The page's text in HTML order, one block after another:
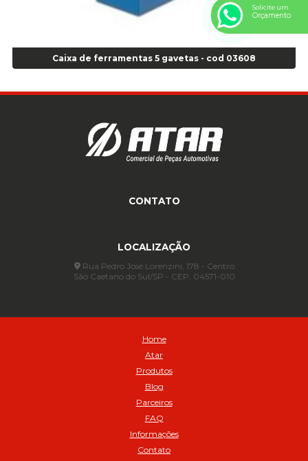
Anel p/ montagem de pneu s/cam aro 22,5 - Cod 00166
Anel para Montagem do Pneu Sem Câmara Aro 24,5 - Cod 02935
Anel para Vedação OR 325 - Cod 03390
Anel para Vedação OR 329 - Cod 01769
Anel para Vedação OR 333 - Cod 01770
Anel para Vedação OR 335 Importado - Cod 01771
Anel para Vedação OR 339 - Cod 01772
Anel para Vedação OR 451 - Cod 01775
Assentador de Talão Pneu sem Câmara - Cod 01558
Automático para compressor 125 a 175 libras - Cod 02206
Avental de Raspa sem Emenda 1,2mt - Cod 01925
Balanceamento automatico SBBA - 282 pacote com 282g - Cod
Balanceamento Automático SBBA 113 Pacote com 113g - Cod 03197
Balanceamento Automático SBBA- 340 Pacote com 340g - Cod
Caixa de ferramentas 5 gavetas - cod 03608
CONTATO
LOCALIZAÇÃO
Rua Pedro José Lorenzini, 178 - Centro
São Caetano do Sul/SP - CEP: 04571-010
Home
Atar
Produtos
Blog
Parceiros
FAQ
Informações
Contato
Solicite um
Orçamento